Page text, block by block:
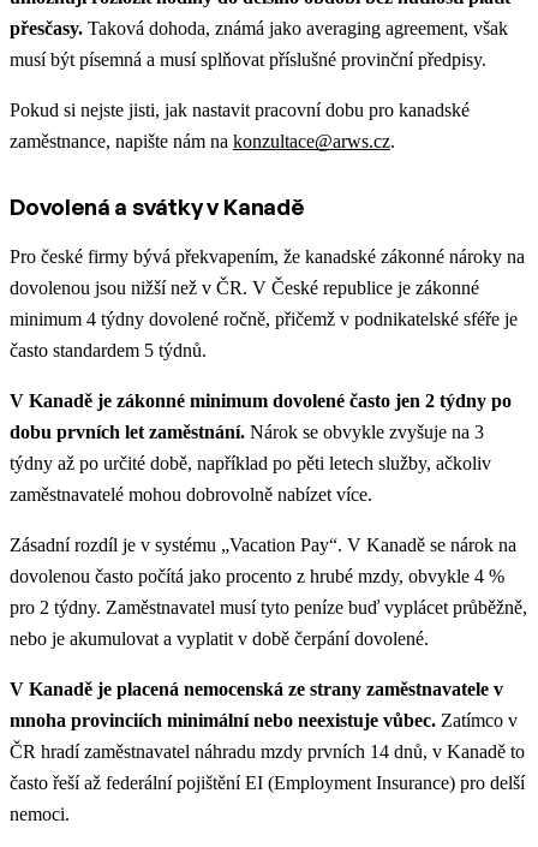
přesčasy. Taková dohoda, známá jako averaging agreement, však
musí být písemná a musí splňovat příslušné provinční předpisy.
Pokud si nejste jisti, jak nastavit pracovní dobu pro kanadské
zaměstnance, napište nám na konzultace@arws.cz.
Dovolená a svátky v Kanadě
Pro české firmy bývá překvapením, že kanadské zákonné nároky na
dovolenou jsou nižší než v ČR. V České republice je zákonné
minimum 4 týdny dovolené ročně, přičemž v podnikatelské sféře je
často standardem 5 týdnů.
V Kanadě je zákonné minimum dovolené často jen 2 týdny po
dobu prvních let zaměstnání. Nárok se obvykle zvyšuje na 3
týdny až po určité době, například po pěti letech služby, ačkoliv
zaměstnavatelé mohou dobrovolně nabízet více.
Zásadní rozdíl je v systému „Vacation Pay“. V Kanadě se nárok na
dovolenou často počítá jako procento z hrubé mzdy, obvykle 4 %
pro 2 týdny. Zaměstnavatel musí tyto peníze buď vyplácet průběžně,
nebo je akumulovat a vyplatit v době čerpání dovolené.
V Kanadě je placená nemocenská ze strany zaměstnavatele v
mnoha provinciích minimální nebo neexistuje vůbec. Zatímco v
ČR hradí zaměstnavatel náhradu mzdy prvních 14 dnů, v Kanadě to
často řeší až federální pojištění EI (Employment Insurance) pro delší
nemoci.